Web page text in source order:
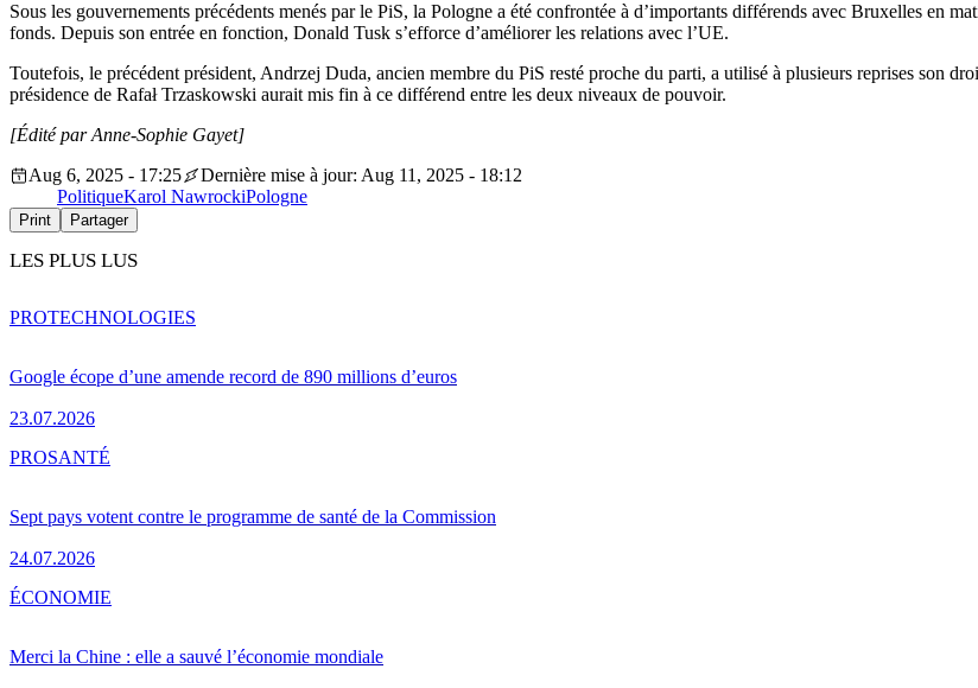
Sous les gouvernements précédents menés par le PiS, la Pologne a été confrontée à d’importants différends avec Bruxelles en
fonds. Depuis son entrée en fonction, Donald Tusk s’efforce d’améliorer les relations avec l’UE.
Toutefois, le précédent président, Andrzej Duda, ancien membre du PiS resté proche du parti, a utilisé à plusieurs reprises son
présidence de Rafał Trzaskowski aurait mis fin à ce différend entre les deux niveaux de pouvoir.
[Édité par Anne-Sophie Gayet]
Aug 6, 2025 - 17:25
Dernière mise à jour: Aug 11, 2025 - 18:12
PolitiqueKarol NawrockiPologne
Print Partager
LES PLUS LUS
Google écope d’une amende record de 890 millions d’euros
23.07.2026
PROTECHNOLOGIES
Sept pays votent contre le programme de santé de la Commission
24.07.2026
PROSANTÉ
Merci la Chine : elle a sauvé l’économie mondiale
ÉCONOMIE